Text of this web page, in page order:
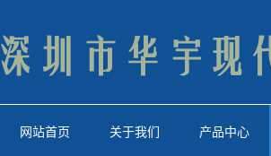
网站首页 关于我们 产品中心